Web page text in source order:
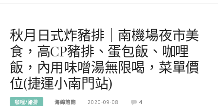
秋月日式炸豬排｜南機場夜市美
食，高CP豬排、蛋包飯、咖哩
飯，內用味噌湯無限喝，菜單價
位(捷運小南門站)
咖哩/豬排 海綿飽飽 2020-09-08 4